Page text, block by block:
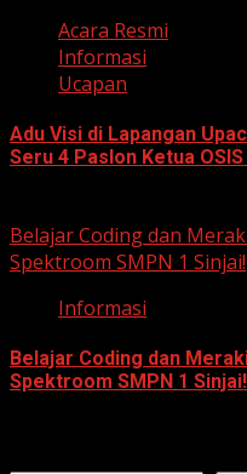
Acara Resmi
Informasi
Ucapan
Adu Visi di Lapangan
Seru 4 Paslon Ketua
Belajar Coding dan
Spektroom SMPN 1 Sinjai!
Informasi
Belajar Coding dan
Spektroom SMPN 1 Sinjai!